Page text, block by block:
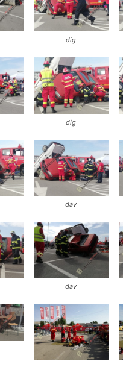
dig
dig
dav
dav